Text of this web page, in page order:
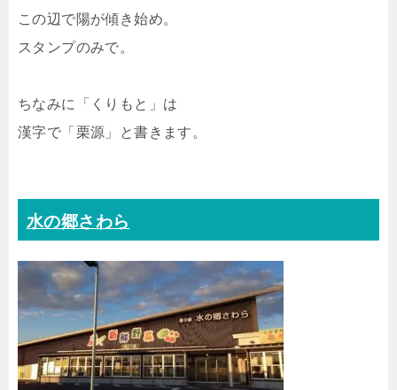
この辺で陽が傾き始め。
スタンプのみで。
ちなみに「くりもと」は
漢字で「栗源」と書きます。
水の郷さわら